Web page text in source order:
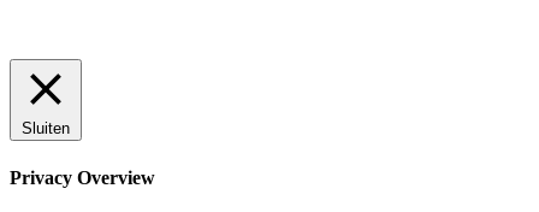
Sluiten
Privacy Overview